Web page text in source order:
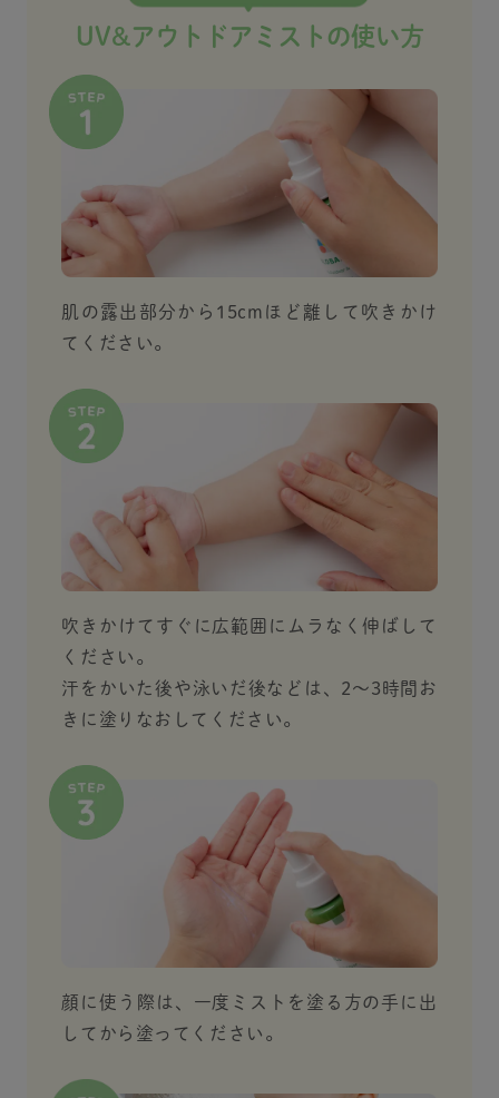
UV&アウトドアミストの使い方
肌の露出部分から15cmほど離して吹きかけ
てください。
吹きかけてすぐに広範囲にムラなく伸ばして
ください。
汗をかいた後や泳いだ後などは、2～3時間お
きに塗りなおしてください。
顔に使う際は、一度ミストを塗る方の手に出
してから塗ってください。